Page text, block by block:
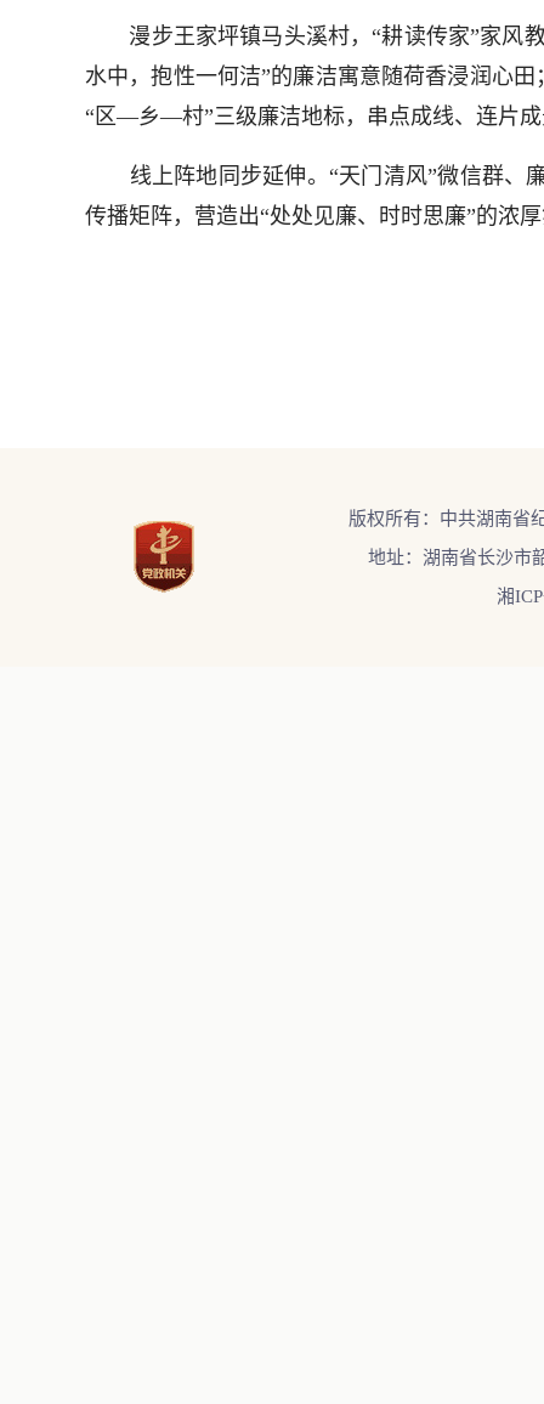
漫步王家坪镇马头溪村，“耕读传家”家风教
水中，抱性一何洁”的廉洁寓意随荷香浸润心
“区—乡—村”三级廉洁地标，串点成线、连片
线上阵地同步延伸。“天门清风”微信群、廉
传播矩阵，营造出“处处见廉、时时思廉”的浓
版权所有：中共湖南省
地址：湖南省长沙市
湘